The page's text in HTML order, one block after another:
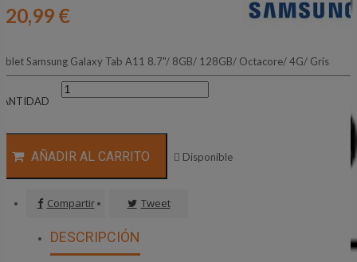
€
Samsung Galaxy Tab A11 8.7"/ 8GB/ 128GB/ Octacore/ 4G/ Gris
AÑADIR AL CARRITO  Disponible
Compartir Tweet
DESCRIPCIÓN